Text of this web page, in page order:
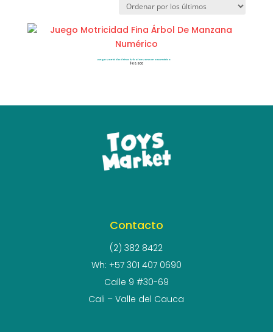
Juego Motricidad Fina Árbol De Manzana Numérico
$66.900
Contacto
(2) 382 8422
Wh: +57 301 407 0690
Calle 9 #30-69
Cali – Valle del Cauca